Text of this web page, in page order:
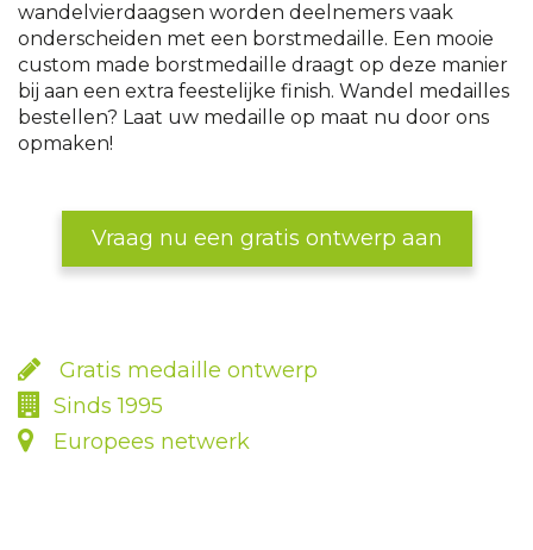
wandelvierdaagsen worden deelnemers vaak
onderscheiden met een borstmedaille. Een mooie
custom made borstmedaille draagt op deze manier
bij aan een extra feestelijke finish. Wandel medailles
bestellen? Laat uw medaille op maat nu door ons
opmaken!
Vraag nu een gratis ontwerp aan
Gratis medaille ontwerp
Sinds 1995
Europees netwerk